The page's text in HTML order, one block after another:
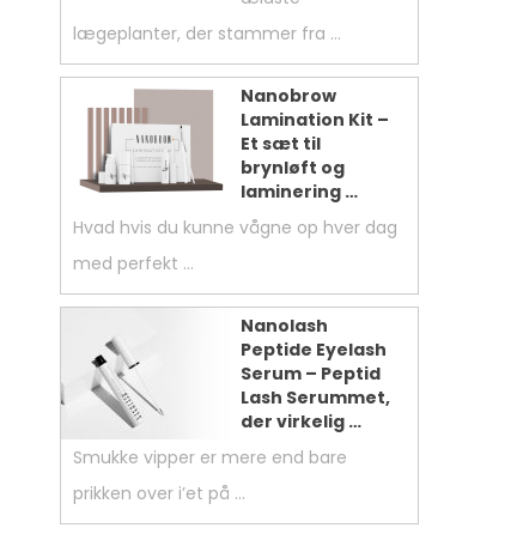
lægeplanter, der stammer fra …
Nanobrow
Lamination Kit –
Et sæt til
brynløft og
laminering …
Hvad hvis du kunne vågne op hver dag
med perfekt …
Nanolash
Peptide Eyelash
Serum – Peptid
Lash Serummet,
der virkelig …
Smukke vipper er mere end bare
prikken over i’et på …